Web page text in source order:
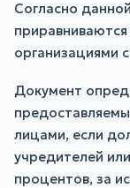
Согласно
организациями
Документ
лицами, если
учредителей
процентов, за